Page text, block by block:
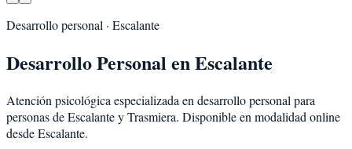
Desarrollo personal · Escalante
Desarrollo Personal enEscalante
Atención psicológica especializada en desarrollo personal para
personas deEscalanteyTrasmiera. Disponible en modalidad online
desde Escalante.